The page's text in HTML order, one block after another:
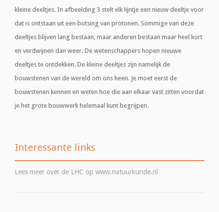
kleine deeltjes. In afbeelding 3 stelt elk lijntje een nieuw deeltje voor
dat is ontstaan uit een botsing van protonen. Sommige van deze
deeltjes blijven lang bestaan, maar anderen bestaan maar heel kort
en verdwijnen dan weer. De wetenschappers hopen nieuwe
deeltjes te ontdekken. De kleine deeltjes zijn namelijk de
bouwstenen van de wereld om ons heen. Je moet eerst de
bouwstenen kennen en weten hoe die aan elkaar vast zitten voordat
je het grote bouwwerk helemaal kunt begrijpen.
Interessante links
Lees meer over de LHC op www.natuurkunde.nl